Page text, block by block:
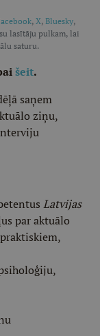
, X, Bluesky,
lasītāju pulkam, lai
saturu.
šeit.
saņem
ziņu,
Latvijas
par aktuālo